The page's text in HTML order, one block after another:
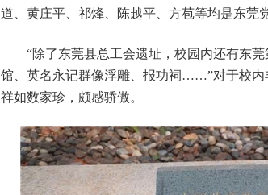
道、黄庄平、祁烽、陈越平、方苞等均是东莞
“除了东莞县总工会遗址，校园内还有东
馆、英名永记群像浮雕、报功祠……”对于校
祥如数家珍，颇感骄傲。